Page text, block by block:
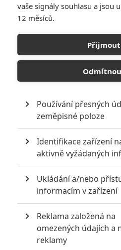
10
narůžovo
5
Recenze:
zámku
pohádek
8 Recenze:
6
Recenze:
impérium
8 Recenze:
POSLEDNÍ KOMENTOVANÉ
vaše signály souhlasu a jsou
12 měsíců.
Používání přesných
zeměpisné poloze
Identifikace zařízení
aktivně vyžádaných
Ukládání a/nebo
informacím v zařízení
Reklama založená na
omezených údajích a
reklamy